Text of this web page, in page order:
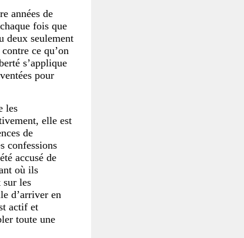
années de
fois que
deux seulement
ce qu’on
s’applique
pour
les
elle est
de
confessions
accusé de
où ils
sur les
d’arriver en
actif et
toute une